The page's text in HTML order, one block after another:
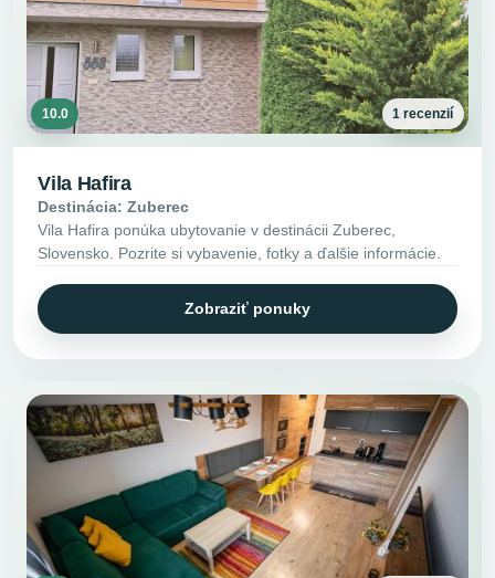
10.0 1 recenzií
Vila Hafira
Destinácia: Zuberec
Vila Hafira ponúka ubytovanie v destinácii Zuberec,
Slovensko. Pozrite si vybavenie, fotky a ďalšie informácie.
Zobraziť ponuky